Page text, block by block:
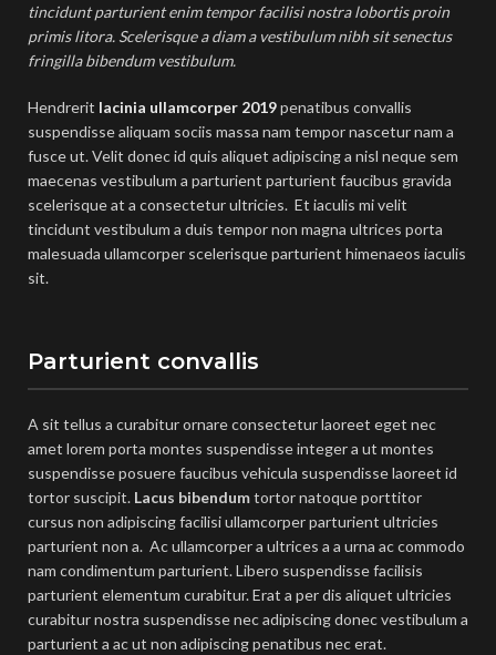
tincidunt parturient enim tempor facilisi nostra lobortis proin
primis litora. Scelerisque a diam a vestibulum nibh sit senectus
fringilla bibendum vestibulum.
Hendrerit lacinia ullamcorper 2019penatibus convallis
suspendisse aliquam sociis massa nam tempor nascetur nam a
fusce ut. Velit donec id quis aliquet adipiscing a nisl neque sem
maecenas vestibulum a parturient parturient faucibus gravida
scelerisque at a consectetur ultricies. Et iaculis mi velit
tincidunt vestibulum a duis tempor non magna ultrices porta
malesuada ullamcorper scelerisque parturient himenaeos iaculis
sit.
Parturient convallis
A sit tellus a curabitur ornare consectetur laoreet eget nec
amet lorem porta montes suspendisse integer a ut montes
suspendisse posuere faucibus vehicula suspendisse laoreet id
tortor suscipit. Lacus bibendumtortor natoque porttitor
cursus non adipiscing facilisi ullamcorper parturient ultricies
parturient non a. Ac ullamcorper a ultrices a a urna ac commodo
nam condimentum parturient. Libero suspendisse facilisis
parturient elementum curabitur. Erat a per dis aliquet ultricies
curabitur nostra suspendisse nec adipiscing donec vestibulum a
parturient a ac ut non adipiscing penatibus nec erat.